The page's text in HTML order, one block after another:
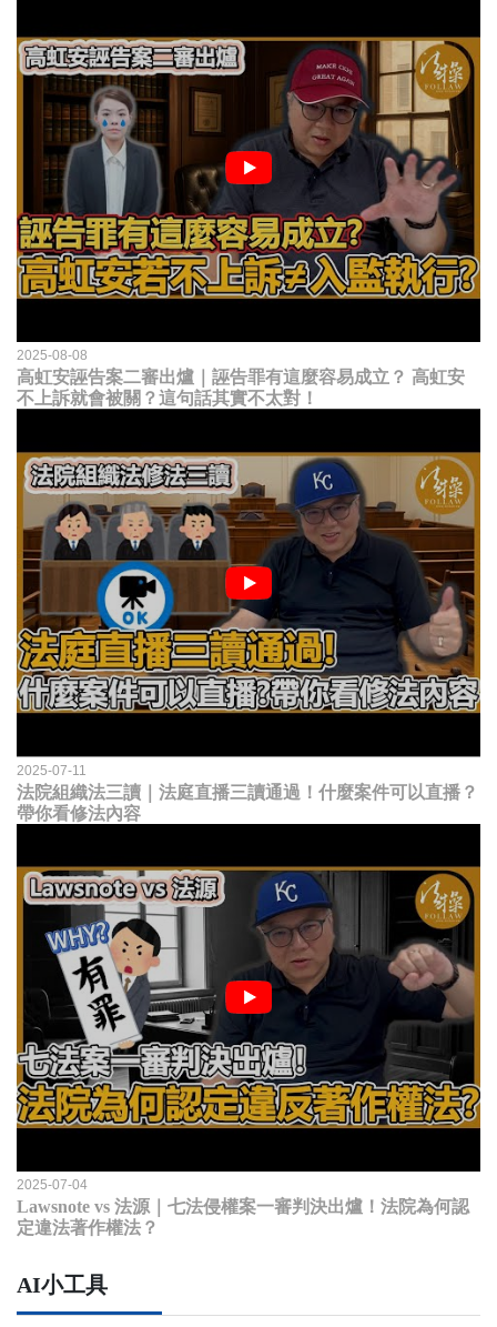
2025-08-08
高虹安誣告案二審出爐｜誣告罪有這麼容易成立？ 高虹安
不上訴就會被關？這句話其實不太對！
2025-07-11
法院組織法三讀｜法庭直播三讀通過！什麼案件可以直播？
帶你看修法內容
2025-07-04
Lawsnote vs 法源｜七法侵權案一審判決出爐！法院為何認
定違法著作權法？
AI小工具